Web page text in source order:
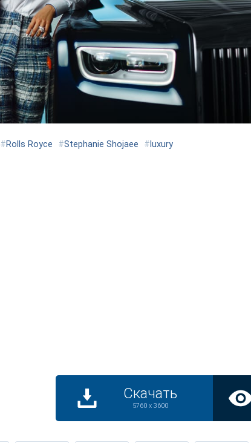
#Rolls Royce #Stephanie Shojaee #luxury
Скачать
5760 x 3600